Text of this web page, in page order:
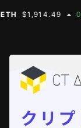
$1,914.49 0.20%